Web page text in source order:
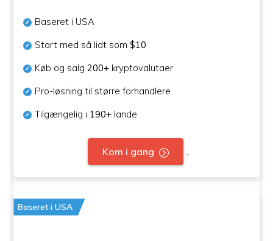
Baseret i USA
Start med så lidt som$10
Køb og salg200+ kryptovalutaer
Pro-løsning til større forhandlere
Tilgængelig i 190+ lande
Kom i gang .
Baseret i USA